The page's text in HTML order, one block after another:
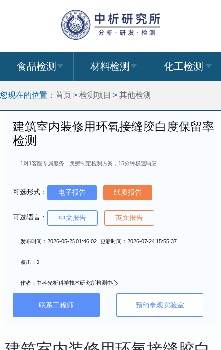
食品检测 材料检测 化工检测
您现在的位置： 首页 > 检测项目 > 其他检测
建筑室内装修用环氧接缝胶白度保留率
检测
1对1客服专属服务，免费制定检测方案，15分钟极速响应
可选形式： 电子报告 纸质报告
可选语言： 中文报告 英文报告
发布时间：2026-05-25 01:46:02 更新时间：2026-07-24 15:55:37
点击：0
作者：中科光析科学技术研究所检测中心
联系工程师 预约参观实验室